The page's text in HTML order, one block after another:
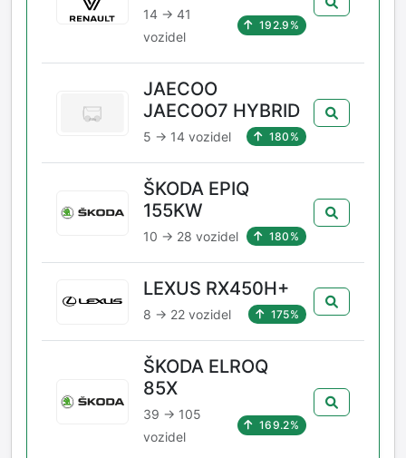
14 → 41
vozidel
192.9%
JAECOO
JAECOO7 HYBRID
5 → 14 vozidel 180%
ŠKODA EPIQ
155KW
10 → 28 vozidel 180%
LEXUS RX450H+
8 → 22 vozidel 175%
ŠKODA ELROQ
85X
39 → 105
vozidel
169.2%